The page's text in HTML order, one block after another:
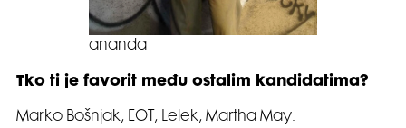
ananda
Tko ti je favorit među ostalim kandidatima?
Marko Bošnjak, EOT, Lelek, Martha May.